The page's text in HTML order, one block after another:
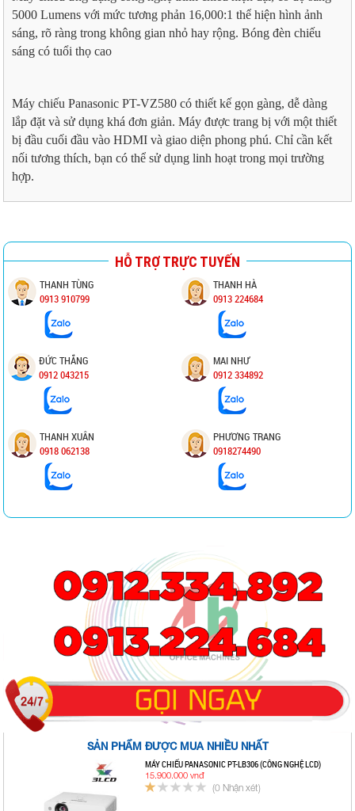
5000 Lumens với mức tương phản 16,000:1 thể hiện hình ảnh
sáng, rõ ràng trong không gian nhỏ hay rộng. Bóng đèn chiếu
sáng có tuổi thọ cao
Máy chiếu Panasonic PT-VZ580 có thiết kế gọn gàng, dễ dàng
lắp đặt và sử dụng khá đơn giản. Máy được trang bị với một thiết
bị đầu cuối đầu vào HDMI và giao diện phong phú. Chỉ cần kết
nối tương thích, bạn có thể sử dụng linh hoạt trong mọi trường
hợp.
HỖ TRỢ TRỰC TUYẾN
THANH TÙNG
0913 910799
THANH HÀ
0913 224684
ĐỨC THẮNG
0912 043215
MAI NHƯ
0912 334892
THANH XUÂN
0918 062138
PHƯƠNG TRANG
0918274490
SẢN PHẨM ĐƯỢC MUA NHIỀU NHẤT
MÁY CHIẾU PANASONIC PT-LB306 (CÔNG NGHỆ LCD)
15.900.000 vnđ
(0 Nhận xét)